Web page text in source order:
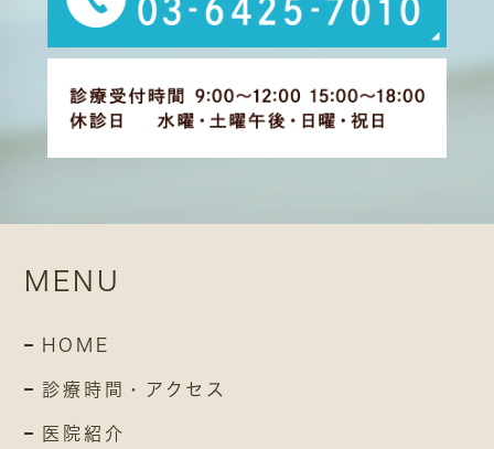
MENU
HOME
診療時間・アクセス
医院紹介